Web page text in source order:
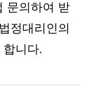
문의하여 받
정대리인의
합니다.